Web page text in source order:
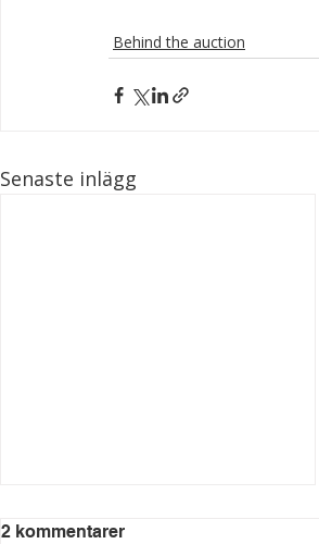
Behind the auction
Senaste inlägg
2 kommentarer